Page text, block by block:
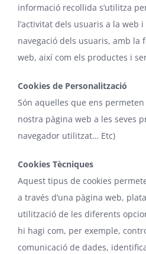
informació recollida s’utilitza
l’activitat dels usuaris a la web
navegació dels usuaris, amb
web, així com els productes i
Cookies de Personalització
Són aquelles que ens
nostra pàgina web a les seves
navegador utilitzat… Etc)
Cookies Tècniques
Aquest tipus de cookies
a través d’una pàgina web,
utilització de les diferents
hi hagi com, per exemple,
comunicació de dades,